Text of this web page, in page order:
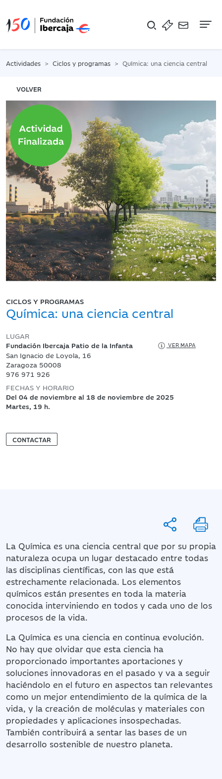
Actividades Ciclos y programas Química: una ciencia central
VOLVER
CICLOS Y PROGRAMAS
Química: una ciencia central
LUGAR
Fundación Ibercaja Patio de la Infanta
VER MAPA
San Ignacio de Loyola, 16
Zaragoza 50008
976 971 926
FECHAS Y HORARIO
Del 04 de noviembre al 18 de noviembre de 2025
Martes, 19 h.
CONTACTAR
La Química es una ciencia central que por su propia
naturaleza ocupa un lugar destacado entre todas
las disciplinas científicas, con las que está
estrechamente relacionada. Los elementos
químicos están presentes en toda la materia
conocida interviniendo en todos y cada uno de los
procesos de la vida.
La Química es una ciencia en continua evolución.
No hay que olvidar que esta ciencia ha
proporcionado importantes aportaciones y
soluciones innovadoras en el pasado y va a seguir
haciéndolo en el futuro en aspectos tan relevantes
como un mejor entendimiento de la química de la
vida, y la creación de moléculas y materiales con
propiedades y aplicaciones insospechadas.
También contribuirá a sentar las bases de un
desarrollo sostenible de nuestro planeta.